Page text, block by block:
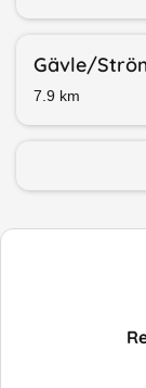
Gävle/​
7.9 km